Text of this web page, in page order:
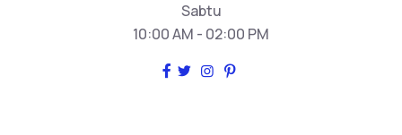
Sabtu
10:00 AM - 02:00 PM